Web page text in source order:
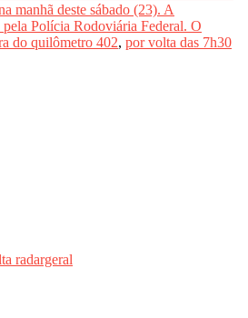
manhã deste sábado (23). A
Polícia Rodoviária Federal. O
do quilômetro 402, por volta das 7h30